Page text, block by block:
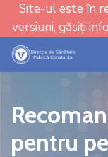
Site-ul este în
versiuni, găsiți
pentru